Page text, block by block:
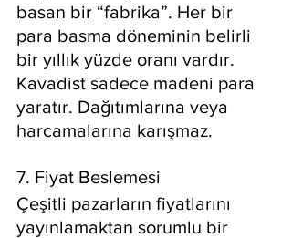
basan bir “fabrika”. Her bir
para basma döneminin belirli
bir yıllık yüzde oranı vardır.
Kavadist sadece madeni para
yaratır. Dağıtımlarına veya
harcamalarına karışmaz.
7. Fiyat Beslemesi
Çeşitli pazarların fiyatlarını
yayınlamaktan sorumlu bir